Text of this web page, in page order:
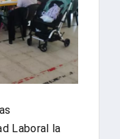
Laboral la